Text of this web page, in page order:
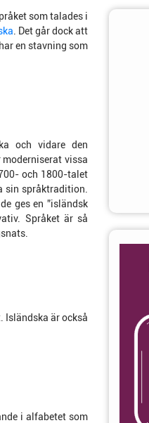
som talades i
. Det går dock att
en stavning som
och vidare den
vissa
och 1800-talet
sin språktradition.
ges en ”isländsk
Språket är så
Isländska är också
i alfabetet som